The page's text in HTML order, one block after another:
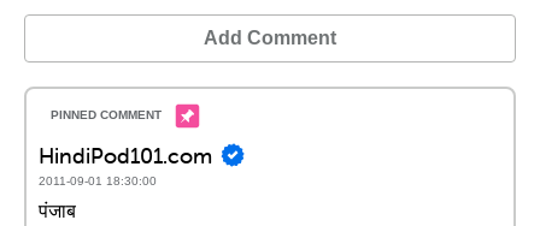
Add Comment
HindiPod101.com
2011-09-01 18:30:00
पंजाब